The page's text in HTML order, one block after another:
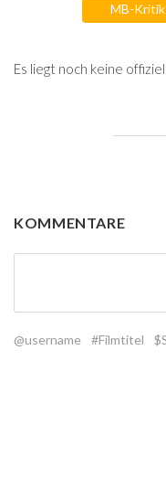
MB-Kritik
Es liegt noch keine
KOMMENTARE
@username #Filmtitel